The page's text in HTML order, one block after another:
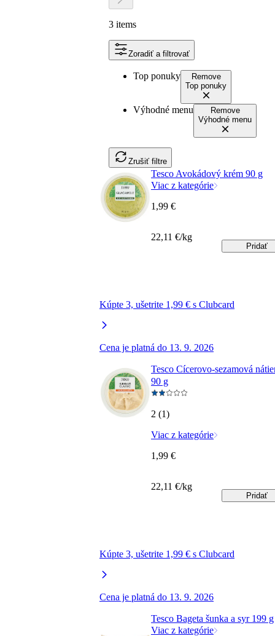
3 items
Zoradiť a filtrovať
Top ponuky
Remove
Top ponuky
Výhodné menu
Remove
Výhodné menu
Zrušiť filtre
Tesco Avokádový krém 90 g
Viac z kategórie
Kúpte 3, ušetrite 1,99 € s Clubcard
Cena je platná do 13. 9. 2026
1,99 €
22,11 €/kg
Pridať
Tesco Cícerovo-sezamová
90 g
2 (1)
Viac z kategórie
Kúpte 3, ušetrite 1,99 € s Clubcard
Cena je platná do 13. 9. 2026
1,99 €
22,11 €/kg
Pridať
Tesco Bageta šunka a syr 199 g
Viac z kategórie